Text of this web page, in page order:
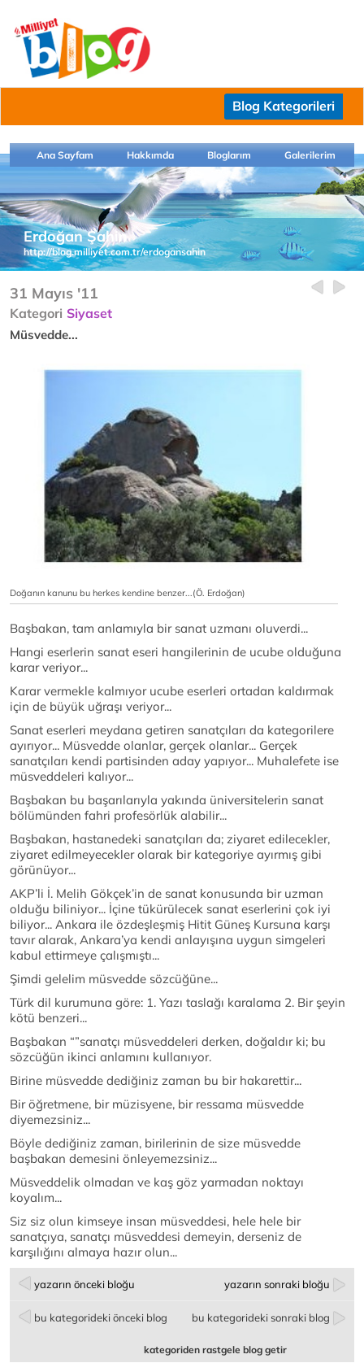
Blog Kategorileri
Ana Sayfam Hakkımda Bloglarım Galerilerim
Erdoğan Şahin
http://blog.milliyet.com.tr/erdogansahin
31 Mayıs '11
Kategori Siyaset
Müsvedde...
Doğanın kanunu bu herkes kendine benzer...(Ö. Erdoğan)
Başbakan, tam anlamıyla bir sanat uzmanı oluverdi...
Hangi eserlerin sanat eseri hangilerinin de ucube olduğuna
karar veriyor...
Karar vermekle kalmıyor ucube eserleri ortadan kaldırmak
için de büyük uğraşı veriyor...
Sanat eserleri meydana getiren sanatçıları da kategorilere
ayırıyor... Müsvedde olanlar, gerçek olanlar... Gerçek
sanatçıları kendi partisinden aday yapıyor... Muhalefete ise
müsveddeleri kalıyor...
Başbakan bu başarılarıyla yakında üniversitelerin sanat
bölümünden fahri profesörlük alabilir...
Başbakan, hastanedeki sanatçıları da; ziyaret edilecekler,
ziyaret edilmeyecekler olarak bir kategoriye ayırmış gibi
görünüyor...
AKP’li İ. Melih Gökçek’in de sanat konusunda bir uzman
olduğu biliniyor... İçine tükürülecek sanat eserlerini çok iyi
biliyor... Ankara ile özdeşleşmiş Hitit Güneş Kursuna karşı
tavır alarak, Ankara’ya kendi anlayışına uygun simgeleri
kabul ettirmeye çalışmıştı...
Şimdi gelelim müsvedde sözcüğüne...
Türk dil kurumuna göre: 1. Yazı taslağı karalama 2. Bir şeyin
kötü benzeri...
Başbakan “”sanatçı müsveddeleri derken, doğaldır ki; bu
sözcüğün ikinci anlamını kullanıyor.
Birine müsvedde dediğiniz zaman bu bir hakarettir...
Bir öğretmene, bir müzisyene, bir ressama müsvedde
diyemezsiniz...
Böyle dediğiniz zaman, birilerinin de size müsvedde
başbakan demesini önleyemezsiniz...
Müsveddelik olmadan ve kaş göz yarmadan noktayı
koyalım...
Siz siz olun kimseye insan müsveddesi, hele hele bir
sanatçıya, sanatçı müsveddesi demeyin, derseniz de
karşılığını almaya hazır olun...
yazarın önceki bloğu yazarın sonraki bloğu
bu kategorideki önceki blog bu kategorideki sonraki blog
kategoriden rastgele blog getir